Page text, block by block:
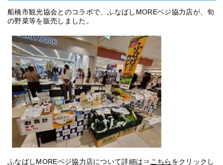
船橋市観光協会とのコラボで、ふなばしMOREベジ協力店が、旬
の野菜等を販売しました。
ふなばしMOREベジ協力店について詳細は⇒ こちら をクリックし